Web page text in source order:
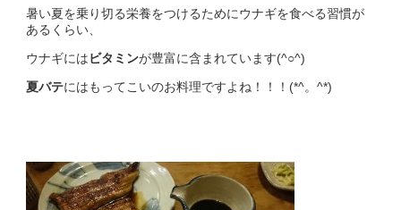
暑い夏を乗り切る栄養をつけるためにウナギを食べる習慣が
あるくらい、
ウナギにはビタミンが豊富に含まれています(^○^)
夏バテにはもってこいのお料理ですよね！！！(*^。^*)